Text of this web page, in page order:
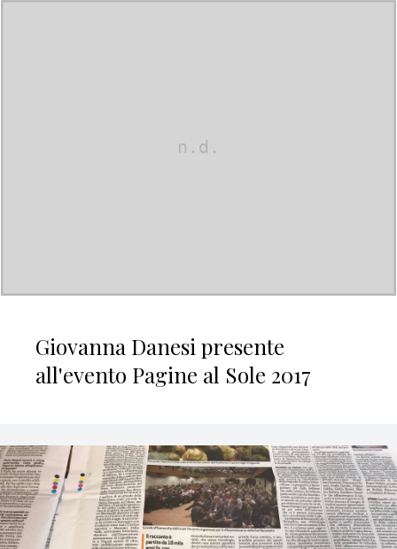
Giovanna Danesi presente
all'evento Pagine al Sole 2017